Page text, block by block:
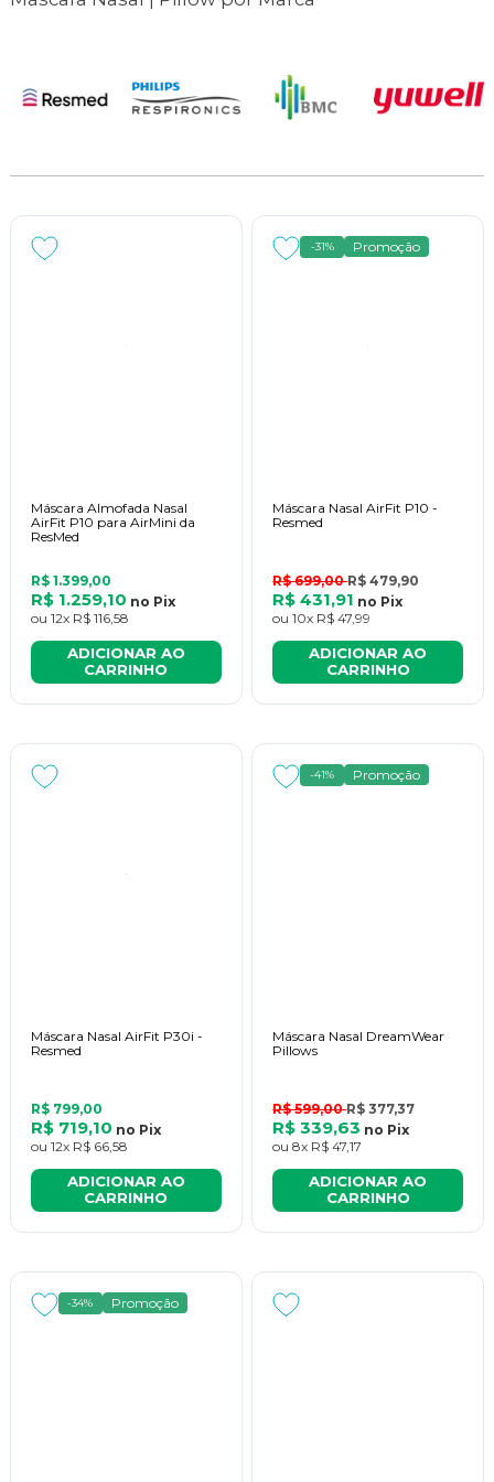
Máscara Almofada Nasal
AirFit P10 para AirMini da
ResMed
R$ 1.399,00
R$ 1.259,10 no Pix
ou 12x R$ 116,58
ADICIONAR AO
CARRINHO
-31% Promoção
Máscara Nasal AirFit P10 -
Resmed
R$ 699,00R$ 479,90
R$ 431,91 no Pix
ou 10x R$ 47,99
ADICIONAR AO
CARRINHO
Máscara Nasal AirFit P30i -
Resmed
R$ 799,00
R$ 719,10 no Pix
ou 12x R$ 66,58
ADICIONAR AO
CARRINHO
-41% Promoção
Máscara Nasal DreamWear
Pillows
R$ 599,00R$ 377,37
R$ 339,63 no Pix
ou 8x R$ 47,17
ADICIONAR AO
CARRINHO
-34% Promoção